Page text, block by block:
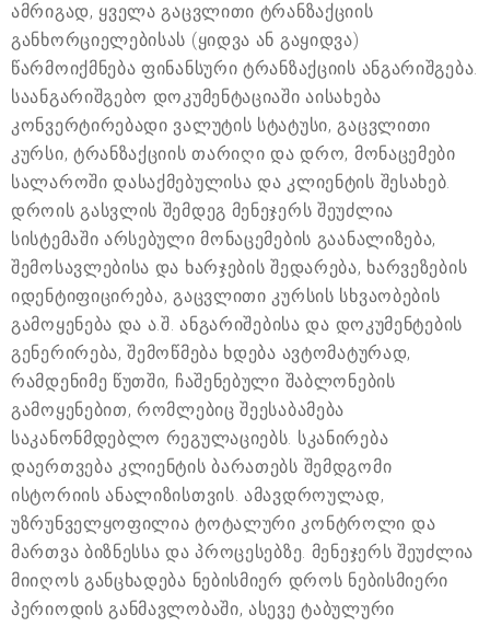
ამრიგად, ყველა გაცვლითი ტრანზაქციის
განხორციელებისას (ყიდვა ან გაყიდვა)
წარმოიქმნება ფინანსური ტრანზაქციის ანგარიშგება.
საანგარიშგებო დოკუმენტაციაში აისახება
კონვერტირებადი ვალუტის სტატუსი, გაცვლითი
კურსი, ტრანზაქციის თარიღი და დრო, მონაცემები
სალაროში დასაქმებულისა და კლიენტის შესახებ.
დროის გასვლის შემდეგ მენეჯერს შეუძლია
სისტემაში არსებული მონაცემების გაანალიზება,
შემოსავლებისა და ხარჯების შედარება, ხარვეზების
იდენტიფიცირება, გაცვლითი კურსის სხვაობების
გამოყენება და ა.შ. ანგარიშებისა და დოკუმენტების
გენერირება, შემოწმება ხდება ავტომატურად,
რამდენიმე წუთში, ჩაშენებული შაბლონების
გამოყენებით, რომლებიც შეესაბამება
საკანონმდებლო რეგულაციებს. სკანირება
დაერთვება კლიენტის ბარათებს შემდგომი
ისტორიის ანალიზისთვის. ამავდროულად,
უზრუნველყოფილია ტოტალური კონტროლი და
მართვა ბიზნესსა და პროცესებზე. მენეჯერს შეუძლია
მიიღოს განცხადება ნებისმიერ დროს ნებისმიერი
პერიოდის განმავლობაში, ასევე ტაბულური